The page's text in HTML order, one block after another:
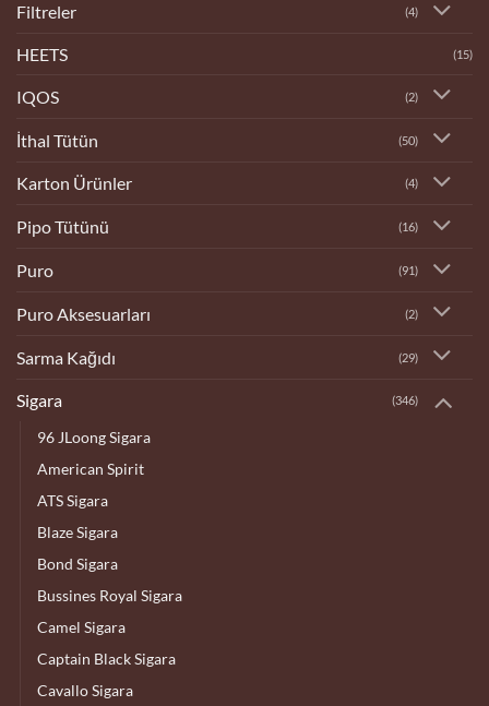
Filtreler (4)
HEETS (15)
IQOS (2)
İthal Tütün (50)
Karton Ürünler (4)
Pipo Tütünü (16)
Puro (91)
Puro Aksesuarları (2)
Sarma Kağıdı (29)
Sigara (346)
96 JLoong Sigara
American Spirit
ATS Sigara
Blaze Sigara
Bond Sigara
Bussines Royal Sigara
Camel Sigara
Captain Black Sigara
Cavallo Sigara